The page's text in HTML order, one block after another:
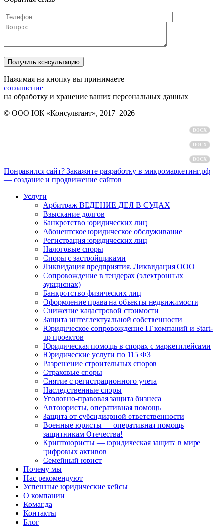
Нажимая на кнопку вы принимаете
соглашение
на обработку и хранение ваших персональных данных
© ООО ЮК «Консультант», 2017–2026
DOCX
DOCX
DOCX
Понравился сайт? Закажите разработку в микромаркетинг.рф
— создание и продвижение сайтов
Услуги
Арбитраж ВЕДЕНИЕ ДЕЛ В СУДАХ
Взыскание долгов
Банкротство юридических лиц
Абонентское юридическое обслуживание
Регистрация юридических лиц
Налоговые споры
Споры с застройщиками
Ликвидация предприятия. Ликвидация ООО
Сопровождение в тендерах (электронных
аукционах)
Банкротство физических лиц
Оформление права на объекты недвижимости
Снижение кадастровой стоимости
Защита интеллектуальной собственности
Юридическое сопровождение IT компаний и Start-
up проектов
Юридическая помощь в спорах с маркетплейсами
Юридические услуги по 115 ФЗ
Разрешение строительных споров
Страховые споры
Снятие с регистрационного учета
Наследственные споры
Уголовно-правовая защита бизнеса
Автоюристы, оперативная помощь
Защита от субсидиарной ответственности
Военные юристы — оперативная помощь
защитникам Отечества!
Криптоюристы — юридическая защита в мире
цифровых активов
Семейный юрист
Почему мы
Нас рекомендуют
Успешные юридические кейсы
О компании
Команда
Контакты
Блог